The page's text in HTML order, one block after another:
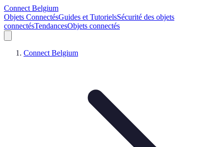
Connect Belgium
Objets ConnectésGuides et TutorielsSécurité des objets
connectésTendancesObjets connectés
Connect Belgium